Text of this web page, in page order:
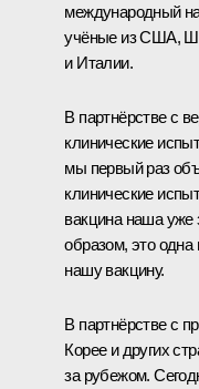
международный
учёные из США,
и Италии.
В партнёрстве с
клинические
мы первый раз
клинические
вакцина наша уже
образом, это одна
нашу вакцину.
В партнёрстве с
Корее и других
за рубежом.